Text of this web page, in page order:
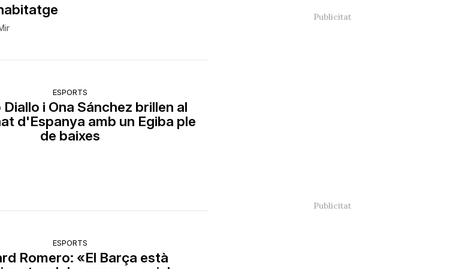
ESPORTS
i Ona Sánchez brillen al
d'Espanya amb un Egiba ple
de baixes
ESPORTS
Romero: «El Barça està